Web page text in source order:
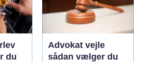
du
Advokat vejle
sådan vælger du